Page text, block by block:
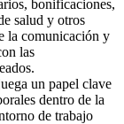
bonificaciones,
salud y otros
la comunicación y
las
un papel clave
dentro de la
de trabajo